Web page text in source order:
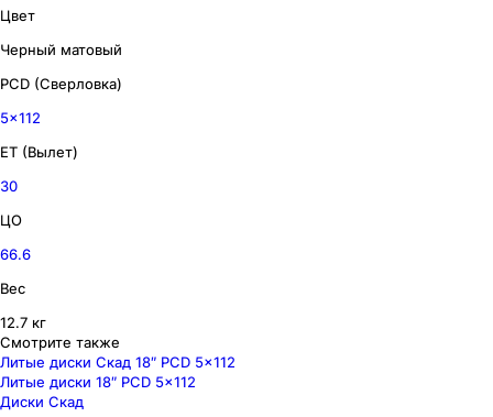
Цвет
Черный матовый
PCD (Сверловка)
5x112
ET (Вылет)
30
ЦО
66.6
Вес
12.7 кг
Смотрите также
Литые диски Скад 18″ PCD 5x112
Литые диски 18″ PCD 5x112
Диски Скад